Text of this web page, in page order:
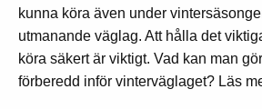
kunna köra även under
utmanande väglag. Att hålla det
köra säkert är viktigt. Vad kan man
förberedd inför vinterväglaget? Läs